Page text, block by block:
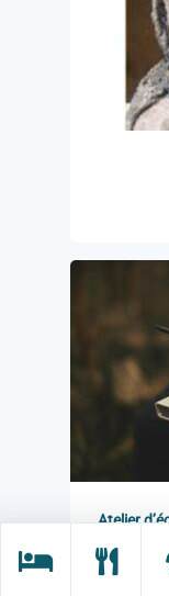
Atelier